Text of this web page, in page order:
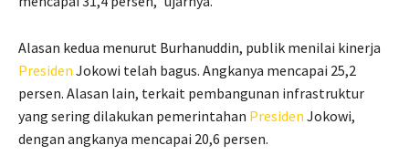
Alasan kedua menurut Burhanuddin, publik menilai kinerja
Presiden Jokowi telah bagus. Angkanya mencapai 25,2
persen. Alasan lain, terkait pembangunan infrastruktur
yang sering dilakukan pemerintahan Presiden Jokowi,
dengan angkanya mencapai 20,6 persen.